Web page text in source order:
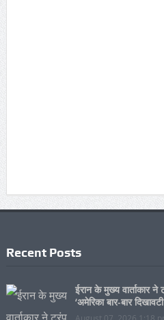
Recent Posts
ईरान के मुख्य वार्ताकार
‘अमेरिका बार-बार